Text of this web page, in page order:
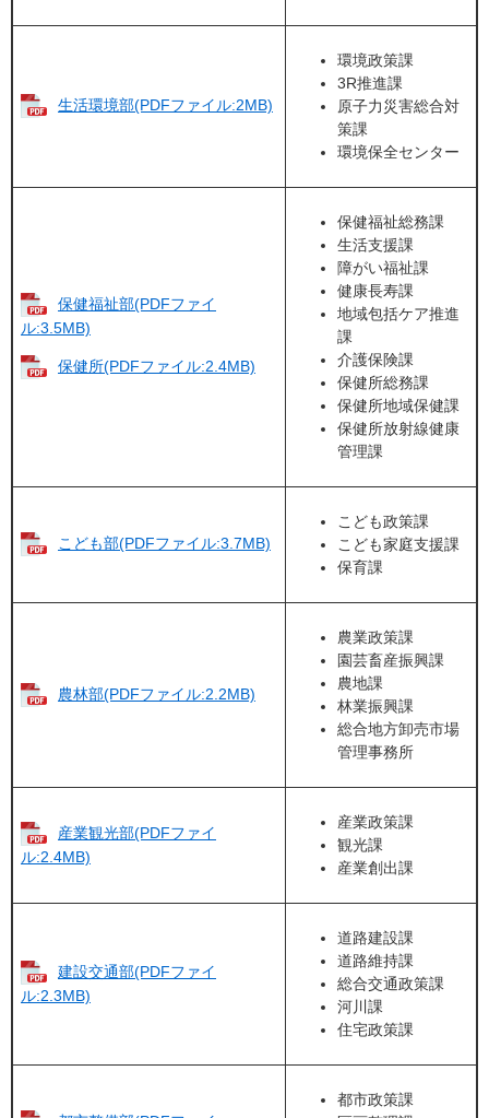
生活環境部(PDFファイル:2MB)
環境政策課
3R推進課
原子力災害総合対
策課
環境保全センター
保健福祉部(PDFファイ
ル:3.5MB)
保健所(PDFファイル:2.4MB)
保健福祉総務課
生活支援課
障がい福祉課
健康長寿課
地域包括ケア推進
課
介護保険課
保健所総務課
保健所地域保健課
保健所放射線健康
管理課
こども部(PDFファイル:3.7MB)
こども政策課
こども家庭支援課
保育課
農林部(PDFファイル:2.2MB)
農業政策課
園芸畜産振興課
農地課
林業振興課
総合地方卸売市場
管理事務所
産業観光部(PDFファイ
ル:2.4MB)
産業政策課
観光課
産業創出課
建設交通部(PDFファイ
ル:2.3MB)
道路建設課
道路維持課
総合交通政策課
河川課
住宅政策課
都市政策課